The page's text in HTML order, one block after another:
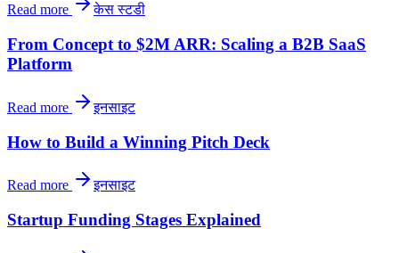
Read more केस स्टडी
From Concept to $2M ARR: Scaling a B2B SaaS
Platform
Read more इनसाइट
How to Build a Winning Pitch Deck
Read more इनसाइट
Startup Funding Stages Explained